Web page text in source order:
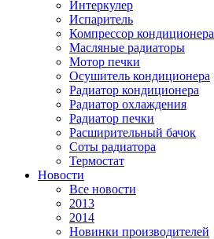
Интеркулер
Испаритель
Компрессор кондиционера
Масляные радиаторы
Мотор печки
Осушитель кондиционера
Радиатор кондиционера
Радиатор охлаждения
Радиатор печки
Расширительный бачок
Соты радиатора
Термостат
Новости
Все новости
2013
2014
Новинки производителей